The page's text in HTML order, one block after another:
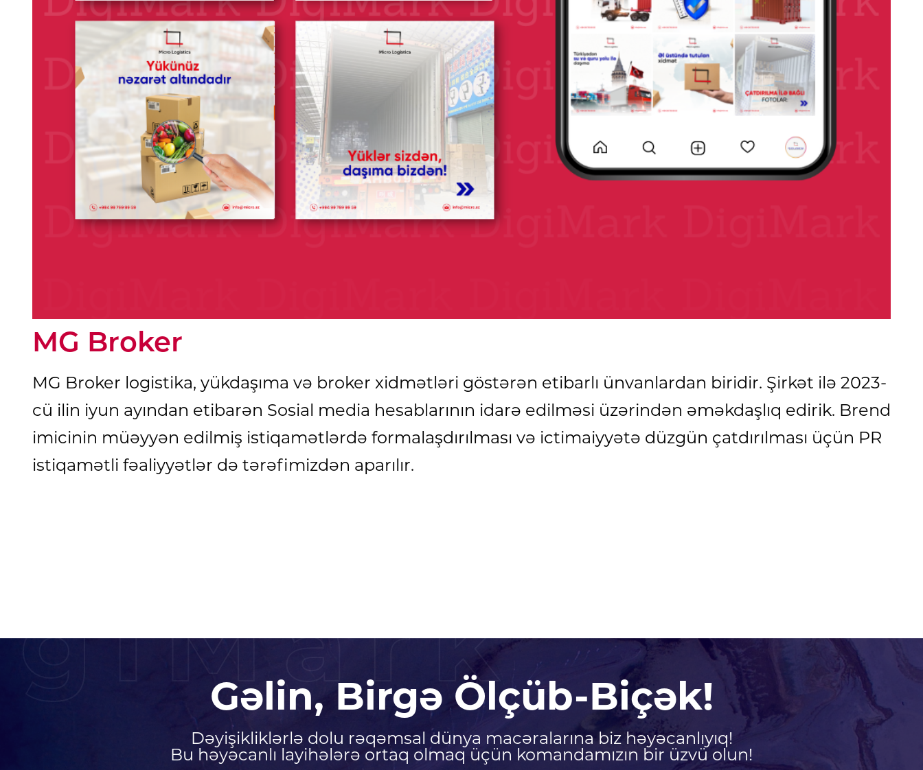
MG Broker
MG Broker logistika, yükdaşıma və broker xidmətləri göstərən etibarlı ünvanlardan biridir. Şirkət ilə 2023-
cü ilin iyun ayından etibarən Sosial media hesablarının idarə edilməsi üzərindən əməkdaşlıq edirik. Brend
imicinin müəyyən edilmiş istiqamətlərdə formalaşdırılması və ictimaiyyətə düzgün çatdırılması üçün PR
istiqamətli fəaliyyətlər də tərəfimizdən aparılır.
Gəlin, Birgə Ölçüb-Biçək!
Dəyişikliklərlə dolu rəqəmsal dünya macəralarına biz həyəcanlıyıq!
Bu həyəcanlı layihələrə ortaq olmaq üçün komandamızın bir üzvü olun!